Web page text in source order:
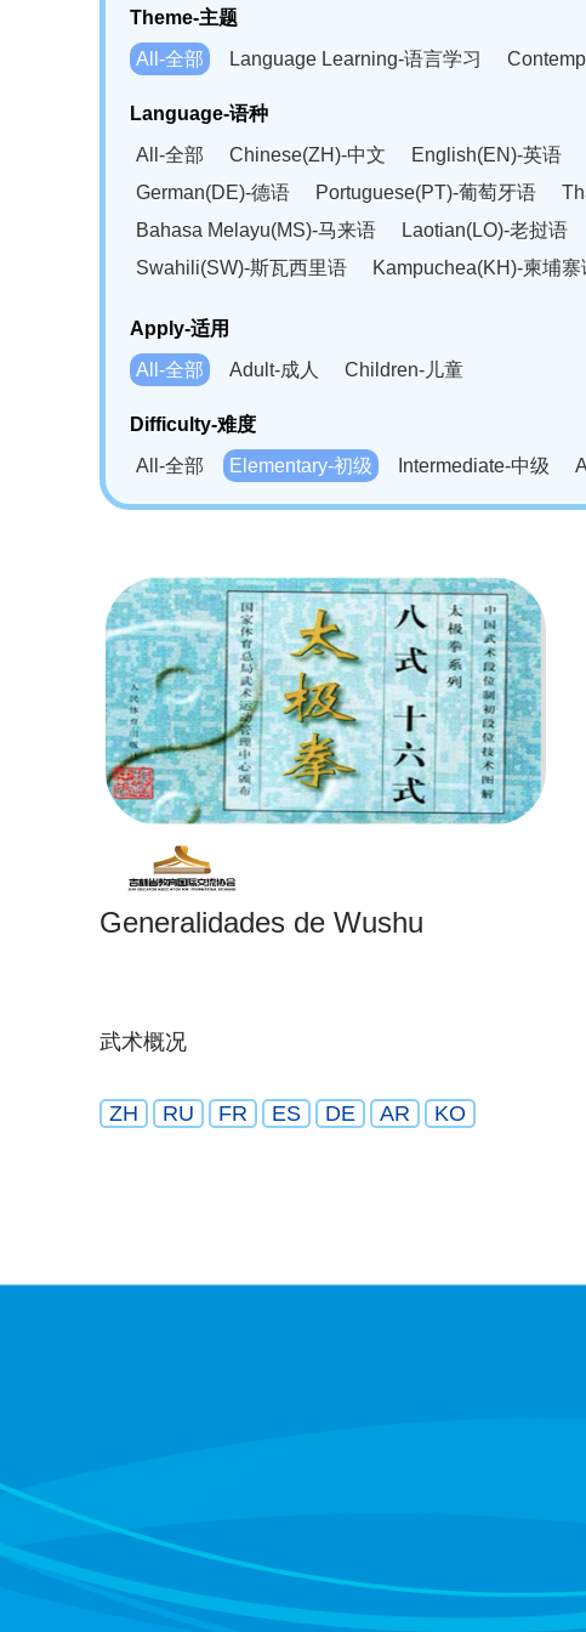
Theme-主题
All-全部
Language Learning-语言学习
Language-语种
All-全部
Chinese(ZH)-中文 English(EN)-英语
German(DE)-德语
Portuguese(PT)-葡萄牙语
Bahasa Melayu(MS)-马来语
Laotian(LO)-老挝语
Swahili(SW)-斯瓦西里语
Kampuchea(KH)-柬埔寨
Apply-适用
All-全部
Adult-成人 Children-儿童
Difficulty-难度
All-全部
Elementary-初级 Intermediate-中级
Generalidades de Wushu
武术概况
ZH RU FR ES DE AR KO